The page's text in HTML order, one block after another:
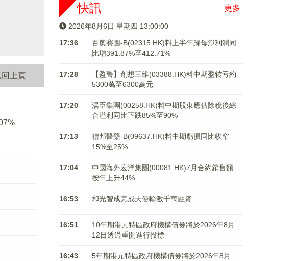
回上頁
更多
快訊
2026年8月6日 星期四 13:00:01
17:36
百奧賽圖-B(02315.HK)料上半年歸母淨利潤同
比增391.87%至412.71%
17:28
【盈警】創想三維(03388.HK)料中期盈转亏約
5300萬至6300萬元
17:20
湯臣集團(00258.HK)料中期股東應佔除稅後綜
合溢利同比下跌85%至90%
17:13
禮邦醫藥-B(09637.HK)料中期虧損同比收窄
15%至25%
17:04
中國海外宏洋集團(00081.HK)7月合約銷售額
按年上升44%
16:53 和光智成完成天使輪數千萬融資
16:51
10年期港元特區政府機構債券將於2026年8月
12日透過重開進行投標
16:43
5年期港元特區政府機構債券將於2026年8月